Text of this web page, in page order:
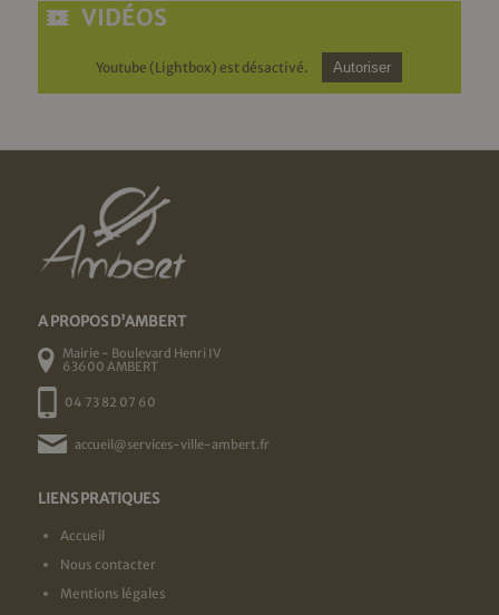
VIDÉOS
Youtube (Lightbox) est désactivé. Autoriser
A PROPOS D'AMBERT
Mairie - Boulevard Henri IV
63600 AMBERT
04 73 82 07 60
accueil@services-ville-ambert.fr
LIENS PRATIQUES
Accueil
Nous contacter
Mentions légales